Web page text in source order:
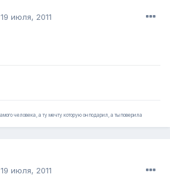
19 июля, 2011
человека, а ту мечту которую он подарил, а ты поверила
19 июля, 2011